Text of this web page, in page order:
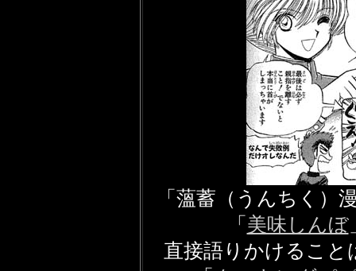
「薀蓄（うんちく）
「 美味しんぼ
直接語りかけるこ